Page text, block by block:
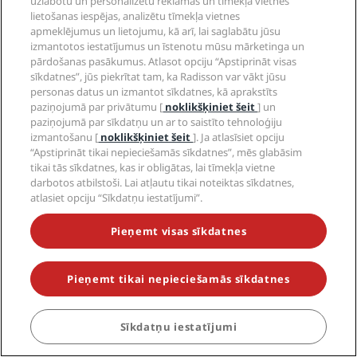
REZERVĒT
Veselība un drošība
Karjeras iespējas PPHE
Karjeras iespējas EHL
The Club by RHG
Uzņēmuma attīstība
Atbildīga komercdarbība
Iepirkums
Juridiskais paziņojums
Radisson Rewards noteikumi un nosacījumi
Vietnes lietošanas līgums
Digitālā pieejamība
Paziņojums par mūsdienu verdzību
Brīdinājumi patērētājiem
Kontaktinformācija
Bieži uzdotie jautājumi
Vietnes karte
Sociālie mediji
Radisson Hotels zīmoli
VIENMĒR SAŅEMIET INFORMĀCIJU PAR MŪSU
POPULĀRĀKAJIEM PIEDĀVĀJUMIEM
© 2026 Radisson Hotel Group.Visas tiesības rezervētas. RHG
Radisson Hotel Group, Radisson, Radisson RED, Radisson Blu, Radisson
Collection, Radisson Individuals, Park Plaza, Park Inn, Country Inn &
Suites, Prize by Radisson, Radisson Rewards un Radisson Meetings ir
Radisson Hotel Group reģistrētas preču zīmes.
lietošanas iespējas, analizētu tīmekļa vietnes
apmeklējumus un lietojumu, kā arī, lai saglabātu jūsu
izmantotos iestatījumus un īstenotu mūsu mārketinga un
pārdošanas pasākumus. Atlasot opciju “Apstiprināt visas
sīkdatnes”, jūs piekrītat tam, ka Radisson var vākt jūsu
personas datus un izmantot sīkdatnes, kā aprakstīts
paziņojumā par privātumu [ noklikšķiniet šeit] un
paziņojumā par sīkdatņu un ar to saistīto tehnoloģiju
izmantošanu [ noklikšķiniet šeit]. Ja atlasīsiet opciju
“Apstiprināt tikai nepieciešamās sīkdatnes”, mēs glabāsim
tikai tās sīkdatnes, kas ir obligātas, lai tīmekļa vietne
darbotos atbilstoši. Lai atļautu tikai noteiktas sīkdatnes,
atlasiet opciju “Sīkdatņu iestatījumi”.
Pieņemt visas sīkdatnes
Pieņemt tikai nepieciešamās sīkdatnes
Sīkdatņu iestatījumi